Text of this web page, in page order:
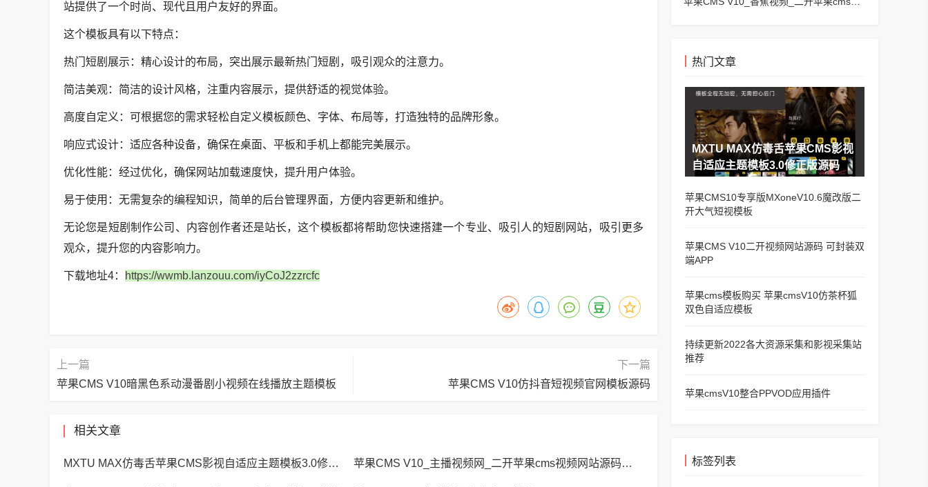
站提供了一个时尚、现代且用户友好的界面。
这个模板具有以下特点：
热门短剧展示：精心设计的布局，突出展示最新热门短剧，吸引观众的注意力。
简洁美观：简洁的设计风格，注重内容展示，提供舒适的视觉体验。
高度自定义：可根据您的需求轻松自定义模板颜色、字体、布局等，打造独特的品牌形象。
响应式设计：适应各种设备，确保在桌面、平板和手机上都能完美展示。
优化性能：经过优化，确保网站加载速度快，提升用户体验。
易于使用：无需复杂的编程知识，简单的后台管理界面，方便内容更新和维护。
无论您是短剧制作公司、内容创作者还是站长，这个模板都将帮助您快速搭建一个专业、吸引人的短剧网站，吸引更多
观众，提升您的内容影响力。
下载地址4： https://wwmb.lanzouu.com/iyCoJ2zzrcfc
上一篇
苹果CMS V10暗黑色系动漫番剧小视频在线播放主题模板
下一篇
苹果CMS V10仿抖音短视频官网模板源码
相关文章
MXTU MAX仿毒舌苹果CMS影视自适应主题模板3.0修正版源码 苹果CMS V10_主播视频网_二开苹果cms视频网站源码模板 – 亲测源码 有演示
热门文章
MXTU MAX仿毒舌苹果CMS影视
自适应主题模板3.0修正版源码
苹果CMS10专享版MXoneV10.6魔改版二
开大气短视模板
苹果CMS V10二开视频网站源码 可封装双
端APP
苹果cms模板购买 苹果cmsV10仿茶杯狐
双色自适应模板
持续更新2022各大资源采集和影视采集站
推荐
苹果cmsV10整合PPVOD应用插件
标签列表